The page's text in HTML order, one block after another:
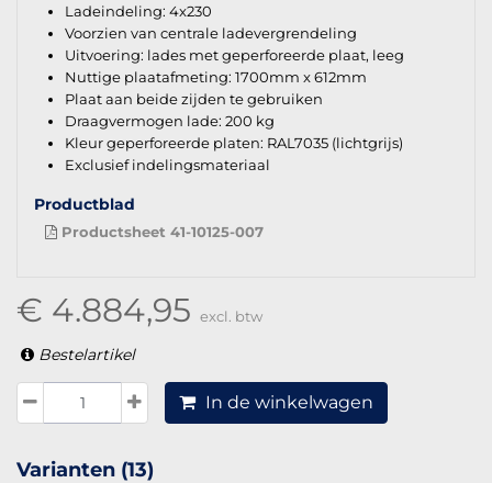
Ladeindeling: 4x230
Voorzien van centrale ladevergrendeling
Uitvoering: lades met geperforeerde plaat, leeg
Nuttige plaatafmeting: 1700mm x 612mm
Plaat aan beide zijden te gebruiken
Draagvermogen lade: 200 kg
Kleur geperforeerde platen: RAL7035 (lichtgrijs)
Exclusief indelingsmateriaal
Productblad
Productsheet 41-10125-007
€ 4.884,95 excl. btw
Bestelartikel
In de winkelwagen
Varianten (13)